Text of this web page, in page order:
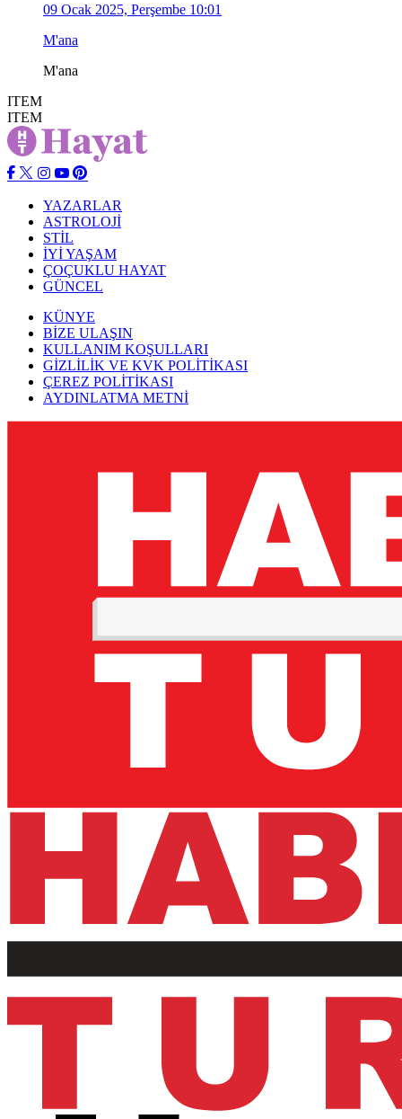
09 Ocak 2025, Perşembe 10:01
M'ana
M'ana
ITEM
ITEM
YAZARLAR
ASTROLOJİ
STİL
İYİ YAŞAM
ÇOÇUKLU HAYAT
GÜNCEL
KÜNYE
BİZE ULAŞIN
KULLANIM KOŞULLARI
GİZLİLİK VE KVK POLİTİKASI
ÇEREZ POLİTİKASI
AYDINLATMA METNİ